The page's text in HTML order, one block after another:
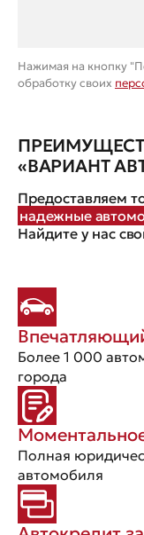
Нажимая на кнопку
обработку своих
«ВАРИАНТ
Предоставляем
надежные
Найдите у нас
Более 1 000
города
Полная
автомобиля